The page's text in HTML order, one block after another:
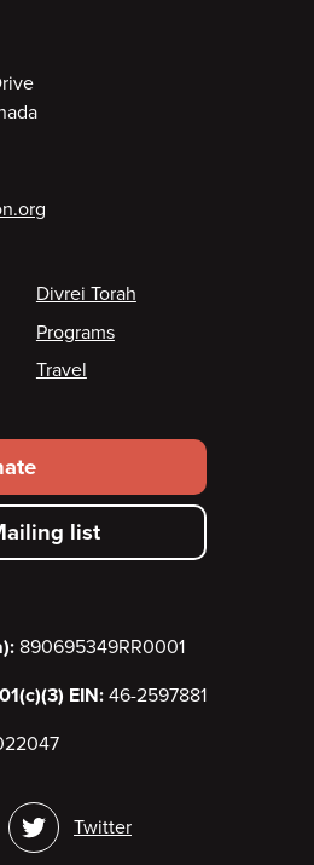
Divrei Torah
Programs
Travel
list
890695349RR0001
EIN: 46-2597881
Twitter